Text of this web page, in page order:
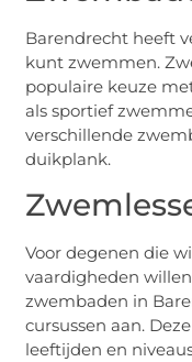
Barendrecht heeft
kunt zwemmen.
populaire keuze
als sportief
verschillende
duikplank.
Voor degenen die
vaardigheden
zwembaden in
cursussen aan.
leeftijden en